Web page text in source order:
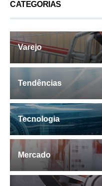
CATEGORIAS
Varejo
Tendências
Tecnologia
Mercado